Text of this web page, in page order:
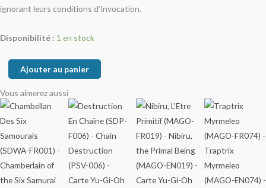
ignorant leurs conditions d’Invocation.
Disponibilité : 1 en stock
Ajouter au panier
Vous aimerez aussi
Plage
de
prix :
0,20€
Ce
produit
plusieurs
variations.
Les